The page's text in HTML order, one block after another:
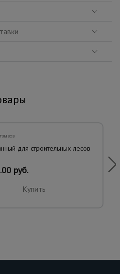
для строительных лесов
руб.
Купить